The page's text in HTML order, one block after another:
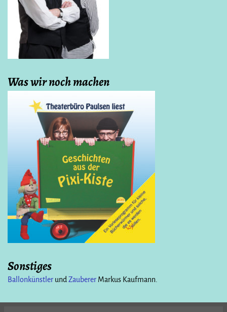
Was wir noch machen
Sonstiges
Ballonkünstler und Zauberer Markus Kaufmann.